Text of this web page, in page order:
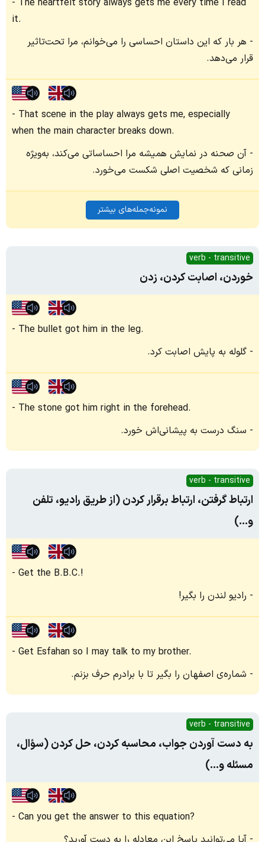
The heartfelt story always gets me every time I read
it.
هر بار که این داستان احساسی را می‌خوانم، مرا تحت‌تاثیر
قرار می‌دهد.
That scene in the play always gets me, especially
when the main character breaks down.
آن صحنه در نمایش همیشه مرا احساساتی می‌کند، به‌ویژه
زمانی که شخصیت اصلی شکست می‌خورد.
نمونه‌جمله‌های بیشتر
verb - transitive
خوردن، اصابت کردن، زدن
The bullet got him in the leg.
گلوله به پایش اصابت کرد.
The stone got him right in the forehead.
سنگ درست به پیشانی‌اش خورد.
verb - transitive
ارتباط گرفتن، ارتباط برقرار کردن‌ (از طریق رادیو، تلفن
و...)
Get the B.B.C.!
رادیو لندن را بگیر!
Get Esfahan so I may talk to my brother.
شماره‌ی‌ اصفهان را بگیر تا با برادرم حرف بزنم.
verb - transitive
به دست آوردن جواب، محاسبه کردن، حل کردن (سؤال،
مسئله و...)
Can you get the answer to this equation?